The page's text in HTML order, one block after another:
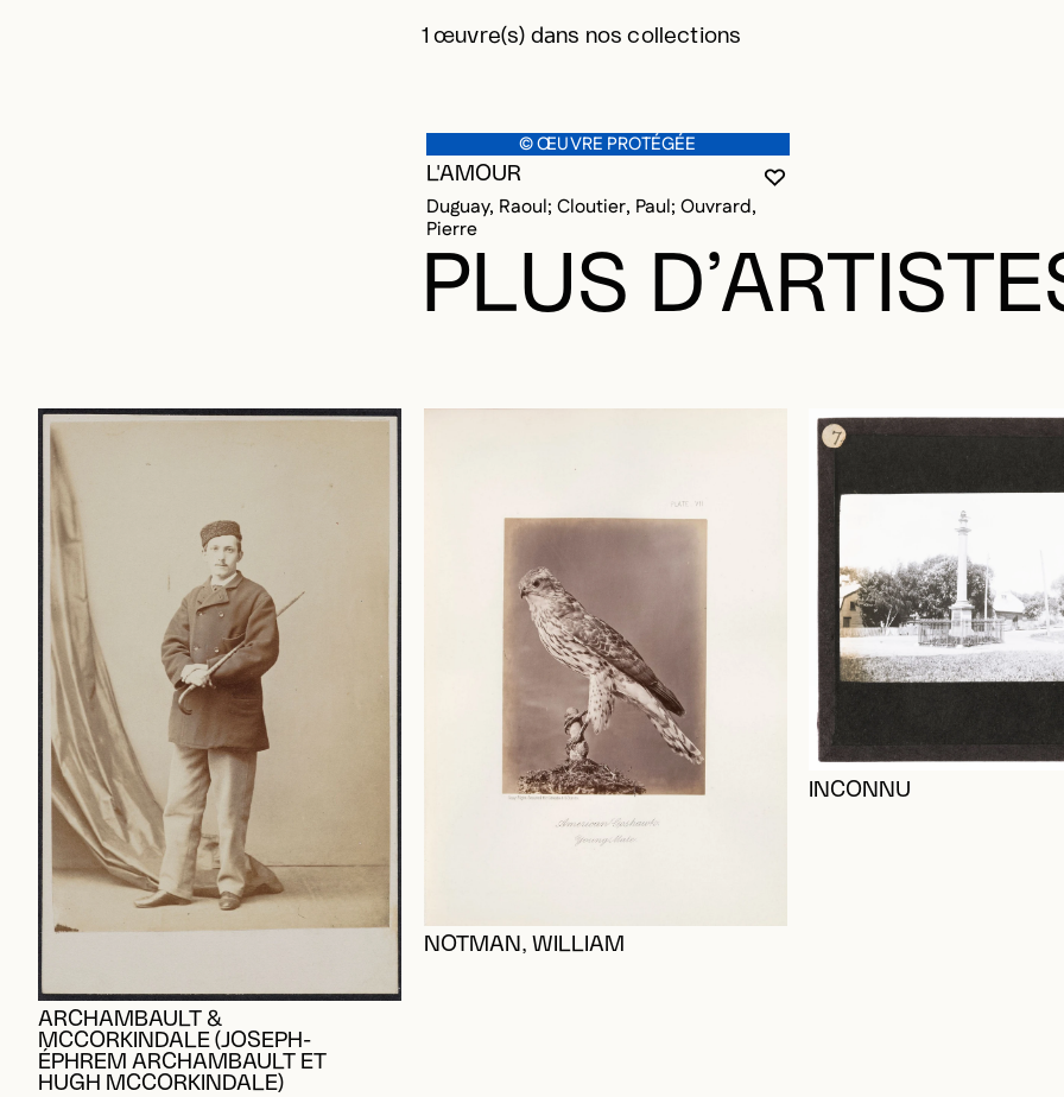
1 œuvre(s) dans nos collections
© ŒUVRE PROTÉGÉE
VOUS DEVEZ ÊTRE CONNECTÉ
FERMER LA MODALE
OUVRIR LA MODALE
L'AMOUR
Duguay, Raoul; Cloutier, Paul; Ouvrard,
Pierre
PLUS
ARCHAMBAULT &
MCCORKINDALE (JOSEPH-
ÉPHREM ARCHAMBAULT ET
HUGH MCCORKINDALE)
NOTMAN, WILLIAM
INCONNU